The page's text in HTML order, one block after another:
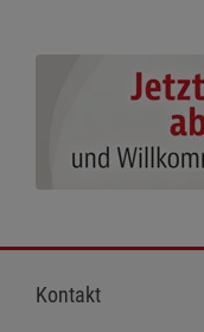
Kontakt